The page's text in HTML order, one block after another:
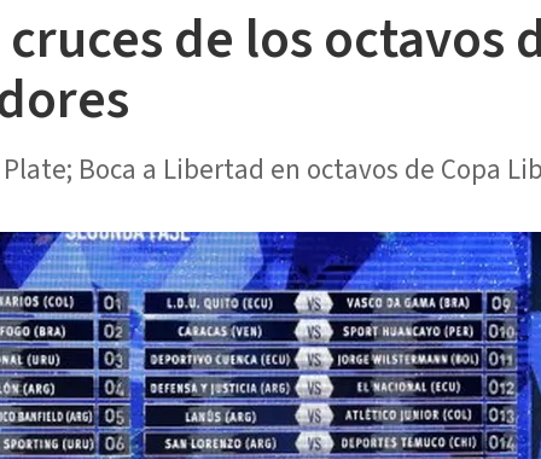
de los octavos
Boca a Libertad en octavos de Copa